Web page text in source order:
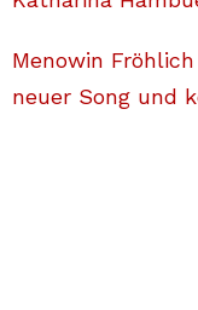
Menowin
neuer Song und